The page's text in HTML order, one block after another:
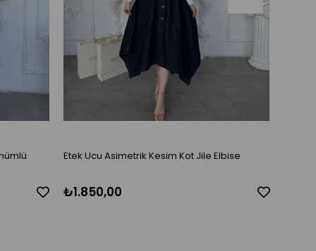
Etek Ucu Asimetrik Kesim Kot Jile Elbise
₺1.850,00